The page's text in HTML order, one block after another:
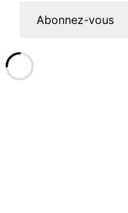
Abonnez-vous